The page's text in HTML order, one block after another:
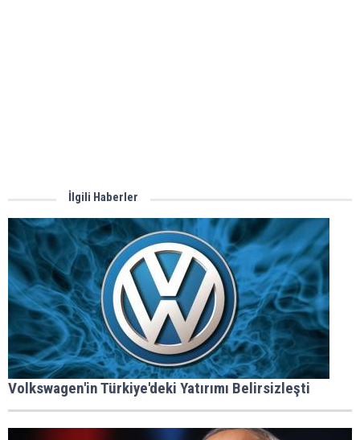
İlgili Haberler
Volkswagen'in Türkiye'deki Yatırımı Belirsizleşti